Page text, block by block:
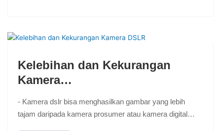
Kelebihan dan Kekurangan
Kamera…
- Kamera dslr bisa menghasilkan gambar yang lebih
tajam daripada kamera prosumer atau kamera digital…